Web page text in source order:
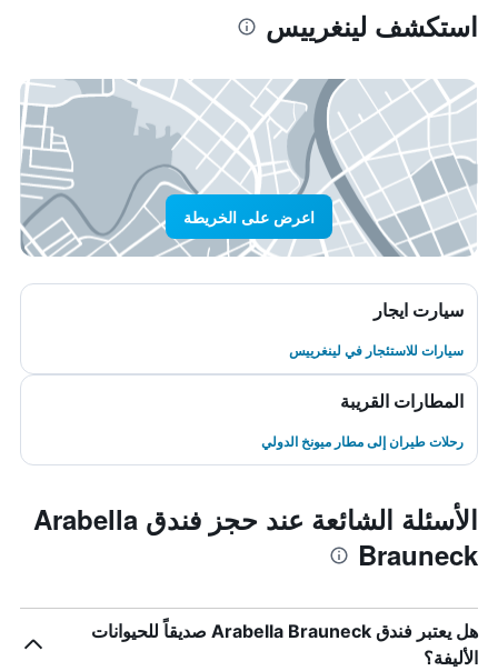
استكشف لينغرييس
اعرض على الخريطة
سيارت ايجار
سيارات للاستئجار في لينغرييس
المطارات القريبة
رحلات طيران إلى مطار ميونخ الدولي
الأسئلة الشائعة عند حجز فندق Arabella
Brauneck
هل يعتبر فندق Arabella Brauneck صديقاً للحيوانات
الأليفة؟